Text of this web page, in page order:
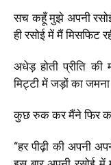
सच कहूँ मुझे अपनी
ही रसोई में मैं मिसफिट
अधेड़ होती प्रीति
मिट्टी में जड़ों का
कुछ रुक कर मैंने फिर
“हर पीढ़ी की अपनी